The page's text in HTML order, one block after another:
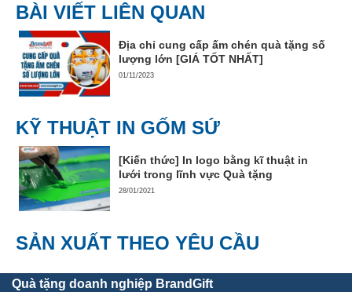
BÀI VIẾT LIÊN QUAN
Địa chỉ cung cấp ấm chén quà tặng số
lượng lớn [GIÁ TỐT NHẤT]
01/11/2023
KỸ THUẬT IN GỐM SỨ
[Kiến thức] In logo bằng kĩ thuật in
lưới trong lĩnh vực Quà tặng
28/01/2021
SẢN XUẤT THEO YÊU CẦU
Quà tặng doanh nghiệp BrandGift